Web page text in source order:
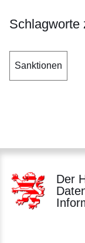
Schlagworte
Sanktionen
Der